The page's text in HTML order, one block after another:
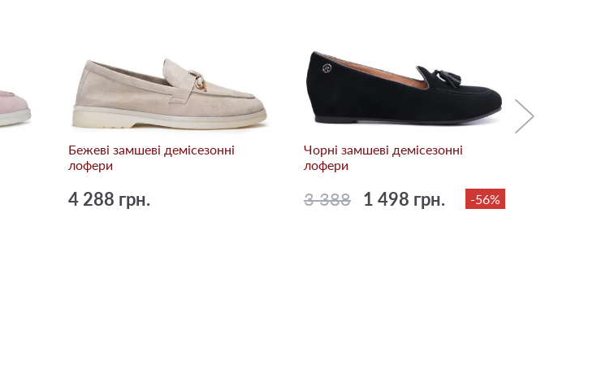
Бежевi замшеві демісезонні
лофери
4 288 грн.
Чорні замшеві демісезонні
лофери
3 388 1 498 грн. -56%